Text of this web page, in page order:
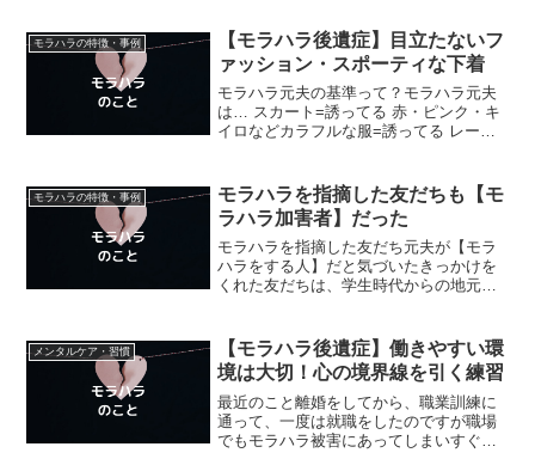
が、覚書に対しての約束はなにもしてい
ません。たとえば…覚書に同...
モラハラの特徴・事例
【モラハラ後遺症】目立たないフ
ァッション・スポーティな下着
モラハラ元夫の基準って？モラハラ元夫
は… スカート=誘ってる 赤・ピンク・キ
イロなどカラフルな服=誘ってる レース
【ただの言い訳】で、【本当は誘って
る】【相手の本当の...
モラハラの特徴・事例
モラハラを指摘した友だちも【モ
ラハラ加害者】だった
モラハラを指摘した友だち元夫が【モラ
ハラをする人】だと気づいたきっかけを
くれた友だちは、学生時代からの地元の
をする決意をするまでは悩んだし時間も
かかりました…。でも、モ...
メンタルケア・習慣
【モラハラ後遺症】働きやすい環
境は大切！心の境界線を引く練習
最近のこと離婚をしてから、職業訓練に
通って、一度は就職をしたのですが職場
でもモラハラ被害にあってしまいすぐに